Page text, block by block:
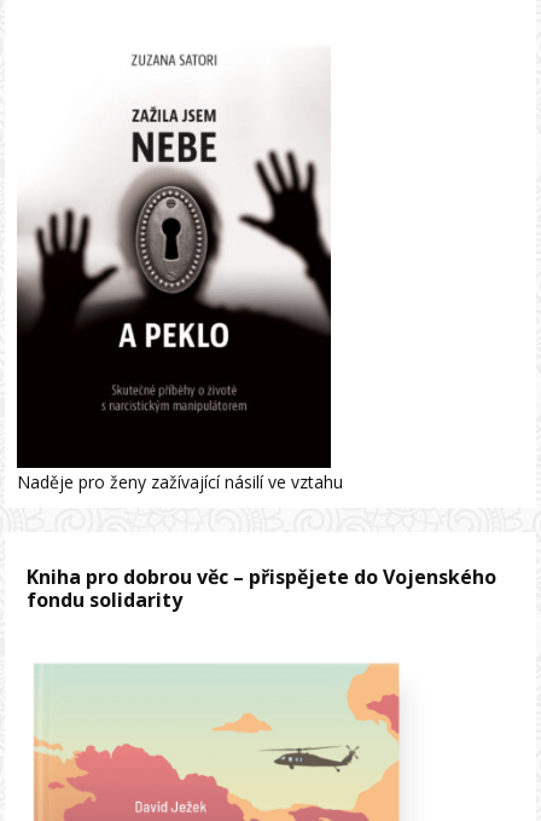
Naděje pro ženy zažívající násilí ve vztahu
Kniha pro dobrou věc – přispějete do Vojenského
fondu solidarity